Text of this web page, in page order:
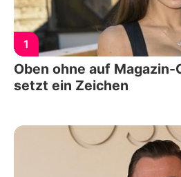
1
Oben ohne auf Magazin-
setzt ein Zeichen